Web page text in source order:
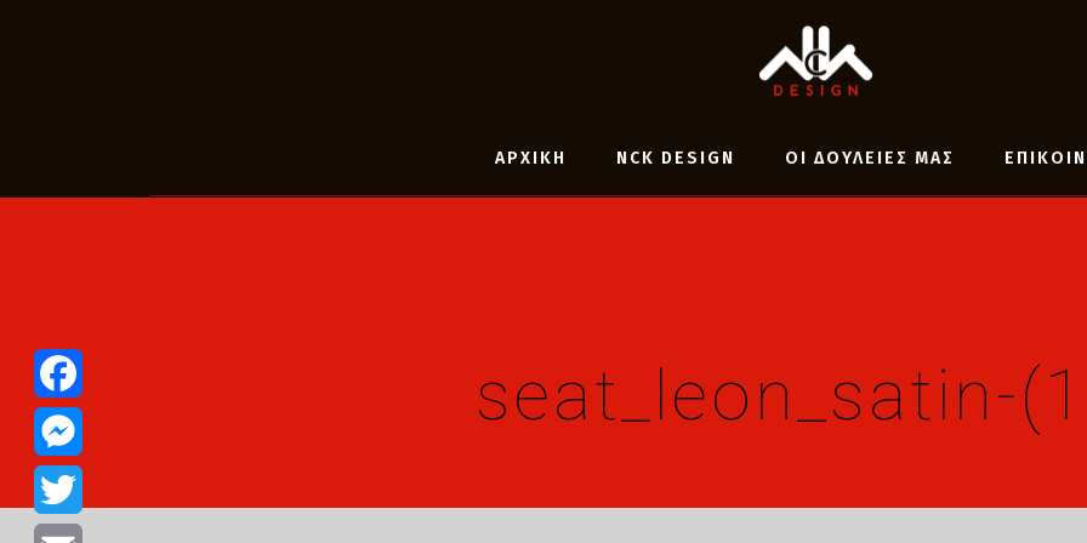
ΑΡΧΙΚΗ NCK DESIGN ΟΙ ΔΟΥΛΕΙΕΣ ΜΑΣ
seat_leon_satin-
Facebook
Messenger
Twitter